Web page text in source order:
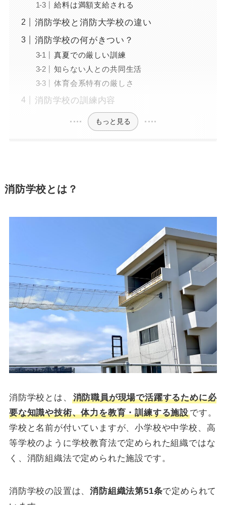
給料は満額支給される
消防学校と消防大学校の違い
消防学校の何がきつい？
真夏での厳しい訓練
知らない人との共同生活
体育会系特有の厳しさ
消防学校の訓練内容
もっと見る
消防学校とは？
消防学校とは、
消防職員が現場で活躍するために必
要な知識や技術、体力を教育・訓練する施設です。
学校と名前が付いていますが、小学校や中学校、高
等学校のように学校教育法で定められた組織ではな
く、消防組織法で定められた施設です。
消防学校の設置は、消防組織法第51条で定められて